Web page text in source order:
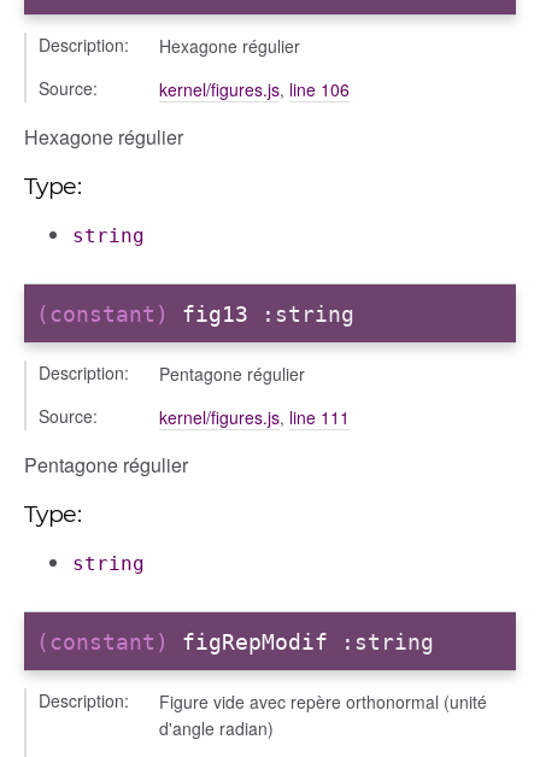
Description:
Hexagone régulier
Source:
kernel/figures.js, line 106
Hexagone régulier
Type:
string
(constant) fig13 :string
Description:
Pentagone régulier
Source:
kernel/figures.js, line 111
Pentagone régulier
Type:
string
(constant) figRepModif :string
Description:
Figure vide avec repère orthonormal (unité
d'angle radian)